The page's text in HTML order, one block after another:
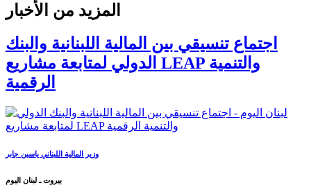
المزيد من الأخبار
اجتماع تنسيقي بين المالية اللبنانية والبنك
الدولي لمتابعة مشاريع LEAP والتنمية
الرقمية
وزير المالية اللبناني ياسين جابر
بيروت ـ لبنان اليوم